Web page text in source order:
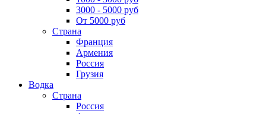
3000 - 5000 руб
От 5000 руб
Страна
Франция
Армения
Россия
Грузия
Водка
Страна
Россия